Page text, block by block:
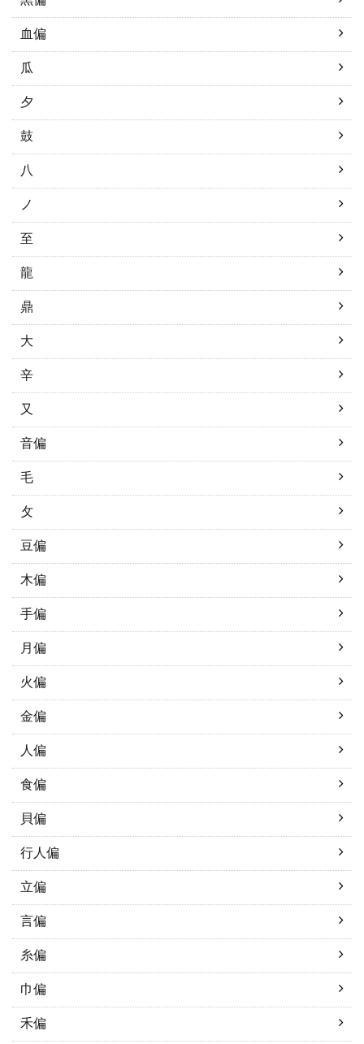
血偏
瓜
夕
鼓
八
ノ
至
龍
鼎
大
辛
又
音偏
毛
攵
豆偏
木偏
手偏
月偏
火偏
金偏
人偏
食偏
貝偏
行人偏
立偏
言偏
糸偏
巾偏
禾偏